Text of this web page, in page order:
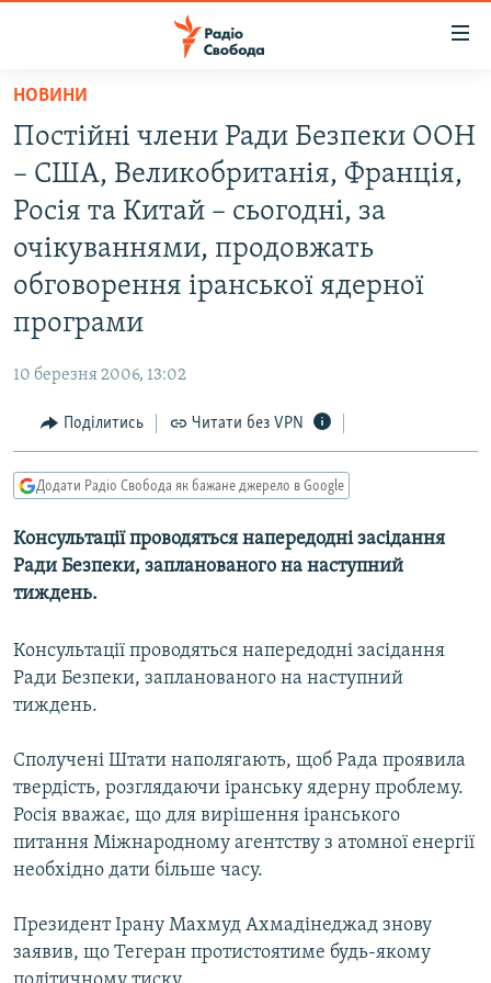
Перейти
основного
матеріалу
Перейти
до
основної
навігації
до
пошуку
СТАТТІ
ПОЛІТИКА
ЕКОНОМІКА
СУСПІЛЬСТВО
УКРАЇНА
СВІТ
ВІЙНА
РОСІЙСЬКА «ФІЛЬТРАЦІЯ»
ДОНБАС.РЕАЛІЇ
СХЕМИ
КИТАЙ.ВИКЛИКИ
ФОТО
СПЕЦПРОЄКТИ
КРИМ РЕАЛІЇ
РУС
УКР
КТАТ
ДОЛУЧАЙСЯ!
НОВИНИ
Постійні члени Ради Безпеки ООН
– США, Великобританія, Франція,
Росія та Китай – сьогодні, за
очікуваннями, продовжать
обговорення іранської ядерної
програми
10 березня 2006, 13:02
Поділитись Читати без VPN
Додати Радіо Свобода як бажане джерело в Google
Консультації проводяться напередодні засідання
Ради Безпеки, запланованого на наступний
тиждень.
Консультації проводяться напередодні засідання
Ради Безпеки, запланованого на наступний
тиждень.
Сполучені Штати наполягають, щоб Рада проявила
твердість, розглядаючи іранську ядерну проблему.
Росія вважає, що для вирішення іранського
питання Міжнародному агентству з атомної енергії
необхідно дати більше часу.
Президент Ірану Махмуд Ахмадінеджад знову
заявив, що Тегеран протистоятиме будь-якому